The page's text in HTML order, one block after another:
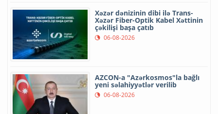
Xəzər dənizinin dibi ilə Trans-
Xəzər Fiber-Optik Kabel Xəttinin
çəkilişi başa çatıb
06-08-2026
AZCON-a "Azərkosmos"la bağlı
yeni səlahiyyətlər verilib
06-08-2026